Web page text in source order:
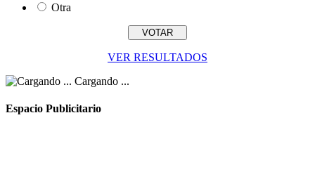
Otra
VER RESULTADOS
Cargando ...
Espacio Publicitario